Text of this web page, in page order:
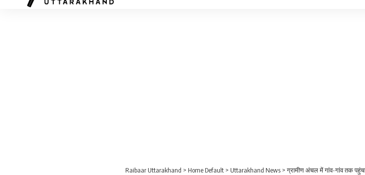
Raibaar Uttarakhand > Home Default > Uttarakhand News >ग्रामीण अंचल में गांव-गांव तक